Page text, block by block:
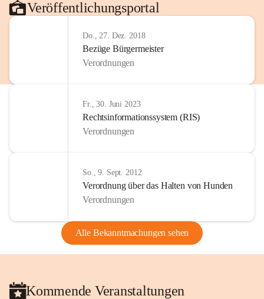
Veröffentlichungsportal
Do., 27. Dez. 2018
Bezüge Bürgermeister
Verordnungen
Fr., 30. Juni 2023
Rechtsinformationssystem (RIS)
Verordnungen
So., 9. Sept. 2012
Verordnung über das Halten von Hunden
Verordnungen
Alle Bekanntmachungen sehen
Kommende Veranstaltungen